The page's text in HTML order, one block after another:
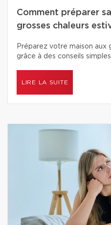
Comment préparer
grosses chaleurs
Préparez votre maison aux
grâce à des conseils
LIRE LA SUITE